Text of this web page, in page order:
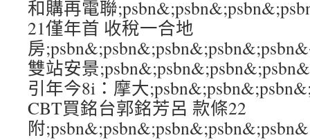
和購再電聯
21僅年首 收稅一合地
房
雙站安景
引年今8i：摩大
CBT買銘台郭銘芳呂 款條22
附;psbn&;psbn&;psbn&;psbn&;psbn&